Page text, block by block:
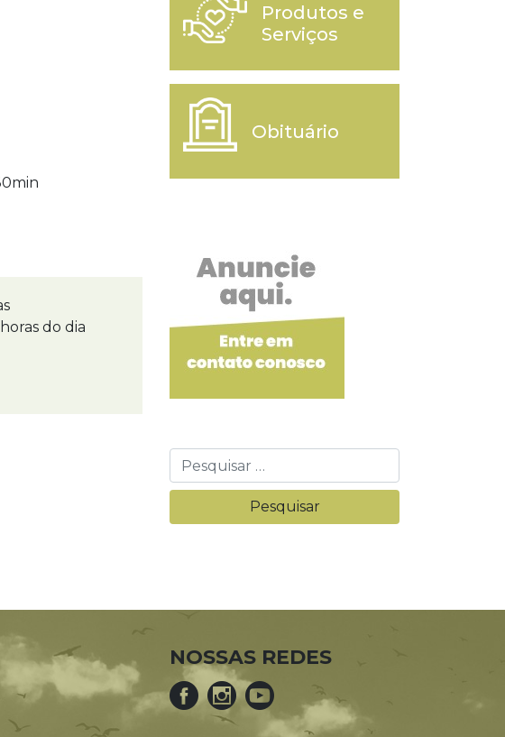
do dia
Produtos e
Serviços
Obituário
NOSSAS REDES